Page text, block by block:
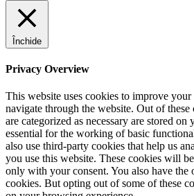
Închide
Privacy Overview
This website uses cookies to improve
navigate through the website. Out of these
are categorized as necessary are stored on
essential for the working of basic
also use third-party cookies that help us
you use this website. These cookies will
only with your consent. You also have the
cookies. But opting out of some of these